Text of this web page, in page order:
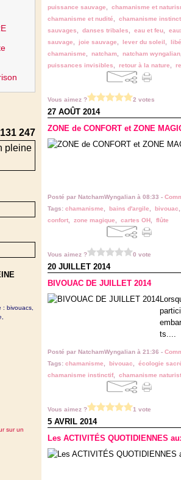
131 247
bivouacs,
sur un
puissance sauvage
chamanisme et
chamanisme et nudité
chamanisme
sauvages
danses tribales eau et feu
sauvage
joie sauvage lever du soleil
chamanisme
natcham natcham wyngalian
puissances invisibles
retour à la nature
Vous aimez ? 2 votes
27 AOÛT 2014
ZONE de CONFORT et ZONE
Posté par NatchamWyngalian à 08:33 -
Tags: chamanisme bains d'argile bivouac
confort
zone magique cartes OH flûte
Vous aimez ? 0 vote
20 JUILLET 2014
BIVOUAC DE JUILLET 2014
ts....
Posté par NatchamWyngalian à 21:36 -
Tags: chamanisme bivouac écologie
chamanisme instinctif, chamanisme
Vous aimez ? 1 vote
5 AVRIL 2014
Les ACTIVITÉS QUOTIDIENNES